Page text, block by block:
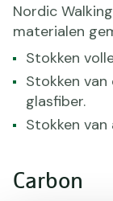
Nordic
materialen
Stokken
Stokken
glasfiber.
Stokken van
Carbon